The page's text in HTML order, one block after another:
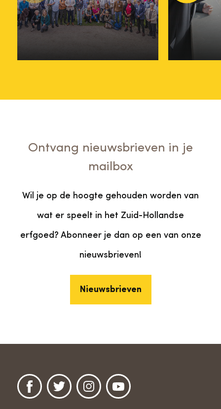
Vrijwilligersdag
je nu in
07 mei
Ontvang nieuwsbrieven in je
mailbox
Wil je op de hoogte gehouden worden van
wat er speelt in het Zuid-Hollandse
erfgoed? Abonneer je dan op een van onze
nieuwsbrieven!
Nieuwsbrieven